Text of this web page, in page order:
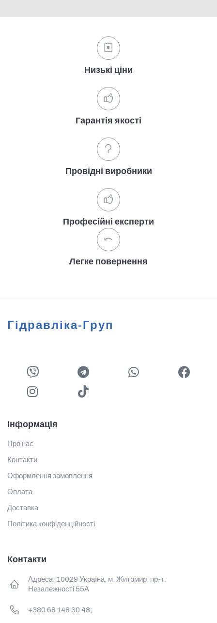
Низькі ціни
Гарантія якості
Провідні виробники
Професійні експерти
Легке повернення
Гідравліка-Груп
Інформація
Про нас
Контакти
Оформлення замовлення
Оплата
Доставка
Політика конфіденційності
Контакти
Адреса: 10029 Україна, м. Житомир, пр-т.
Незалежності 55А
+380 68 148 30 48;